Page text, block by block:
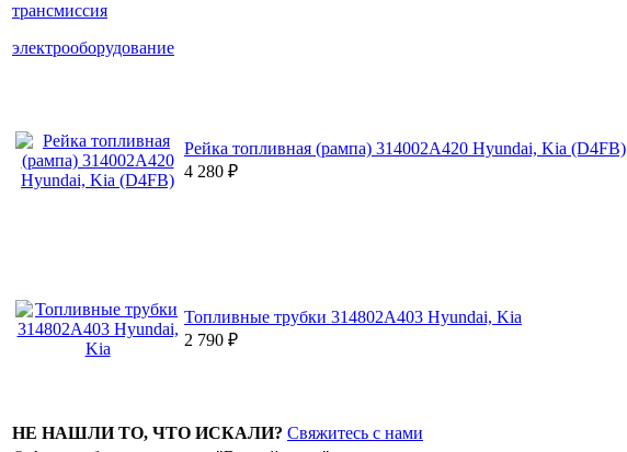
трансмиссия
электрооборудование
Рейка топливная (рампа) 314002A420 Hyundai, Kia (D4FB)
4 280 ₽
Топливные трубки 314802A403 Hyundai, Kia
2 790 ₽
НЕ НАШЛИ ТО, ЧТО ИСКАЛИ? Свяжитесь с нами